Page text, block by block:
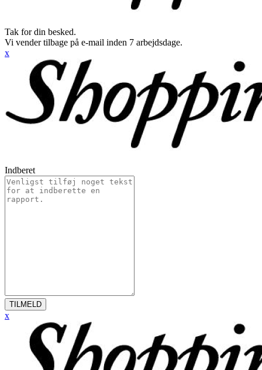
Tak for din besked.
Vi vender tilbage på e-mail inden 7 arbejdsdage.
x
Indberet
TILMELD
x